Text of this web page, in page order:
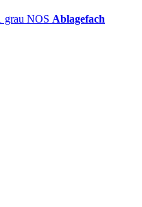
Ablagefach